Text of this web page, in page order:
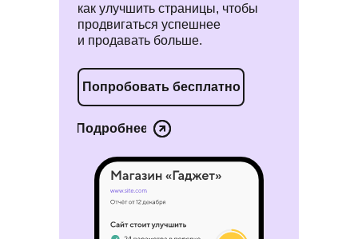
как улучшить страницы, чтобы
продвигаться успешнее
и продавать больше.
Попробовать бесплатно
Подробнее